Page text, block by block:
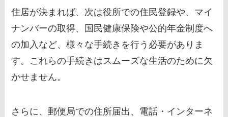
住居が決まれば、次は役所での住民登録や、マイ
ナンバーの取得、国民健康保険や公的年金制度へ
の加入など、様々な手続きを行う必要がありま
す。これらの手続きはスムーズな生活のために欠
かせません。
さらに、郵便局での住所届出、電話・インターネ